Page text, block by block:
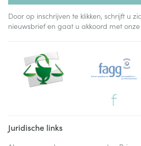
Door op inschrijven te klikken, schrijft u
nieuwsbrief en gaat u akkoord met onze
Juridische links